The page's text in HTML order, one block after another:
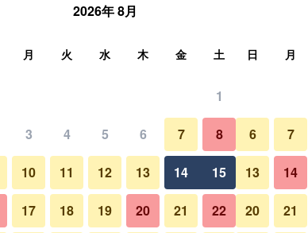
1泊あたり合計
¥31,556 プランを見る
バー
2026年 8月
月 火 水 木 金 土
1
3 4 5 6 7 8
10 11 12 13 14 15
17 18 19 20 21 22
日 月
6 7
13 14
20 21